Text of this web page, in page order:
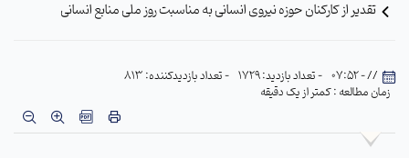
تقدیر از کارکنان حوزه نیروی انسانی به مناسبت روز ملی منابع انسانی
// - 07:52 - تعداد بازدید: 1729
- تعداد بازدیدکننده: 813
زمان مطالعه : کمتر از یک دقیقه